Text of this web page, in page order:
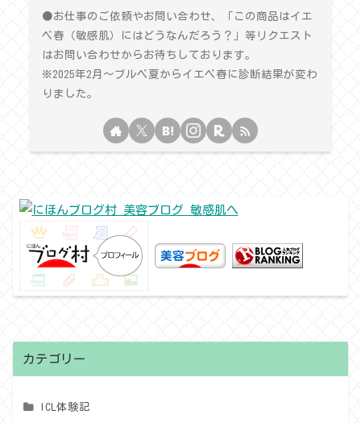
●お仕事のご依頼やお問い合わせ、「この商品はイエ
ベ春（敏感肌）にはどうなんだろう？」等リクエスト
はお問い合わせからお待ちしております。
※2025年2月〜ブルベ夏からイエベ春に診断結果が変わ
りました。
カテゴリー
ICL体験記